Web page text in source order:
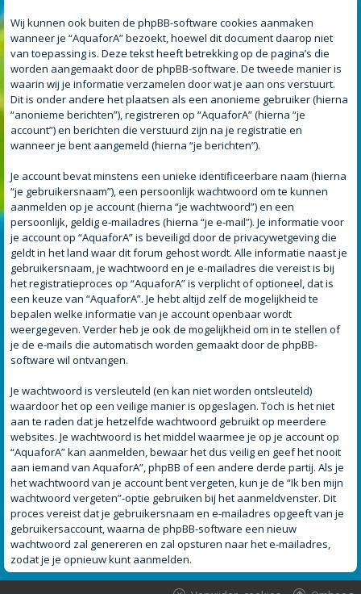
Wij kunnen ook buiten de phpBB-software cookies aanmaken
wanneer je “AquaforA” bezoekt, hoewel dit document daarop niet
van toepassing is. Deze tekst heeft betrekking op de pagina’s die
worden aangemaakt door de phpBB-software. De tweede manier is
waarin wij je informatie verzamelen door wat je aan ons verstuurt.
Dit is onder andere het plaatsen als een anonieme gebruiker (hierna
“anonieme berichten”), registreren op “AquaforA” (hierna “je
account”) en berichten die verstuurd zijn na je registratie en
wanneer je bent aangemeld (hierna “je berichten”).
Je account bevat minstens een unieke identificeerbare naam (hierna
“je gebruikersnaam”), een persoonlijk wachtwoord om te kunnen
aanmelden op je account (hierna “je wachtwoord”) en een
persoonlijk, geldig e-mailadres (hierna “je e-mail”). Je informatie voor
je account op “AquaforA” is beveiligd door de privacywetgeving die
geldt in het land waar dit forum gehost wordt. Alle informatie naast je
gebruikersnaam, je wachtwoord en je e-mailadres die vereist is bij
het registratieproces op “AquaforA” is verplicht of optioneel, dat is
een keuze van “AquaforA”. Je hebt altijd zelf de mogelijkheid te
bepalen welke informatie van je account openbaar wordt
weergegeven. Verder heb je ook de mogelijkheid om in te stellen of
je de e-mails die automatisch worden gemaakt door de phpBB-
software wil ontvangen.
Je wachtwoord is versleuteld (en kan niet worden ontsleuteld)
waardoor het op een veilige manier is opgeslagen. Toch is het niet
aan te raden dat je hetzelfde wachtwoord gebruikt op meerdere
websites. Je wachtwoord is het middel waarmee je op je account op
“AquaforA” kan aanmelden, bewaar het dus veilig en geef het nooit
aan iemand van AquaforA”, phpBB of een andere derde partij. Als je
het wachtwoord van je account bent vergeten, kun je de “Ik ben mijn
wachtwoord vergeten”-optie gebruiken bij het aanmeldvenster. Dit
proces vereist dat je gebruikersnaam en e-mailadres opgeeft van je
gebruikersaccount, waarna de phpBB-software een nieuw
wachtwoord zal genereren en zal opsturen naar het e-mailadres,
zodat je je opnieuw kunt aanmelden.